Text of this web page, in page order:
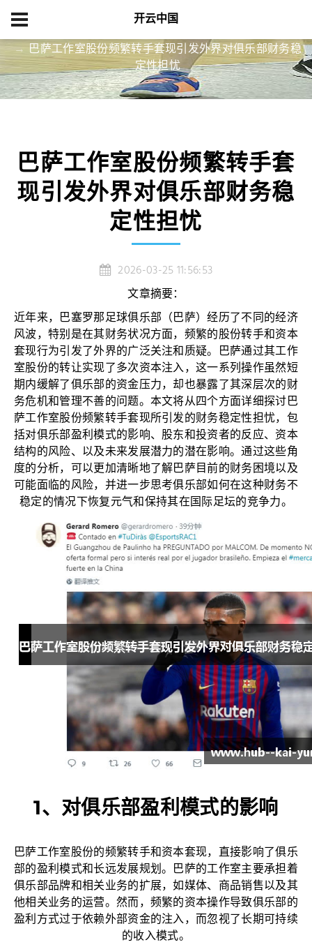
开云中国
巴萨工作室股份频繁转手套现引发外界对俱乐部财务稳
定性担忧
巴萨工作室股份频繁转手套
现引发外界对俱乐部财务稳
定性担忧
2026-03-25 11:56:53
文章摘要：
近年来，巴塞罗那足球俱乐部（巴萨）经历了不同的经济
风波，特别是在其财务状况方面，频繁的股份转手和资本
套现行为引发了外界的广泛关注和质疑。巴萨通过其工作
室股份的转让实现了多次资本注入，这一系列操作虽然短
期内缓解了俱乐部的资金压力，却也暴露了其深层次的财
务危机和管理不善的问题。本文将从四个方面详细探讨巴
萨工作室股份频繁转手套现所引发的财务稳定性担忧，包
括对俱乐部盈利模式的影响、股东和投资者的反应、资本
结构的风险、以及未来发展潜力的潜在影响。通过这些角
度的分析，可以更加清晰地了解巴萨目前的财务困境以及
可能面临的风险，并进一步思考俱乐部如何在这种财务不
稳定的情况下恢复元气和保持其在国际足坛的竞争力。
1、对俱乐部盈利模式的影响
巴萨工作室股份的频繁转手和资本套现，直接影响了俱乐
部的盈利模式和长远发展规划。巴萨的工作室主要承担着
俱乐部品牌和相关业务的扩展，如媒体、商品销售以及其
他相关业务的运营。然而，频繁的资本操作导致俱乐部的
盈利方式过于依赖外部资金的注入，而忽视了长期可持续
的收入模式。